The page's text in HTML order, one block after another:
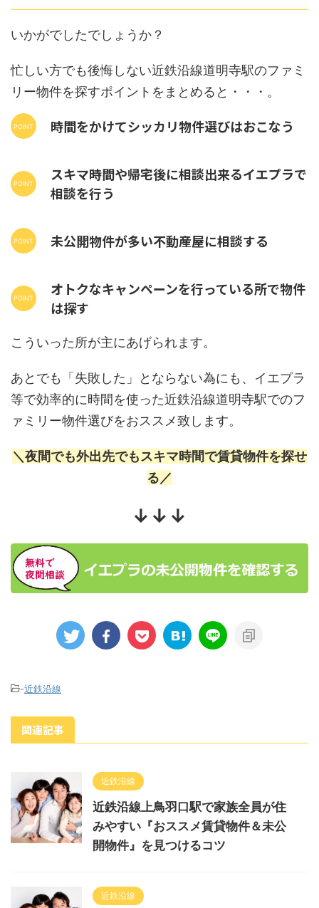
いかがでしたでしょうか？
忙しい方でも後悔しない近鉄沿線道明寺駅のファミ
リー物件を探すポイントをまとめると・・・。
時間をかけてシッカリ物件選びはおこなう
スキマ時間や帰宅後に相談出来るイエプラで
相談を行う
未公開物件が多い不動産屋に相談する
オトクなキャンペーンを行っている所で物件
は探す
こういった所が主にあげられます。
あとでも「失敗した」とならない為にも、イエプラ
等で効率的に時間を使った近鉄沿線道明寺駅でのフ
ァミリー物件選びをおススメ致します。
＼夜間でも外出先でもスキマ時間で賃貸物件を探せ
る／
↓↓↓
-近鉄沿線
関連記事
近鉄沿線
近鉄沿線上鳥羽口駅で家族全員が住
みやすい『おススメ賃貸物件＆未公
開物件』を見つけるコツ
近鉄沿線